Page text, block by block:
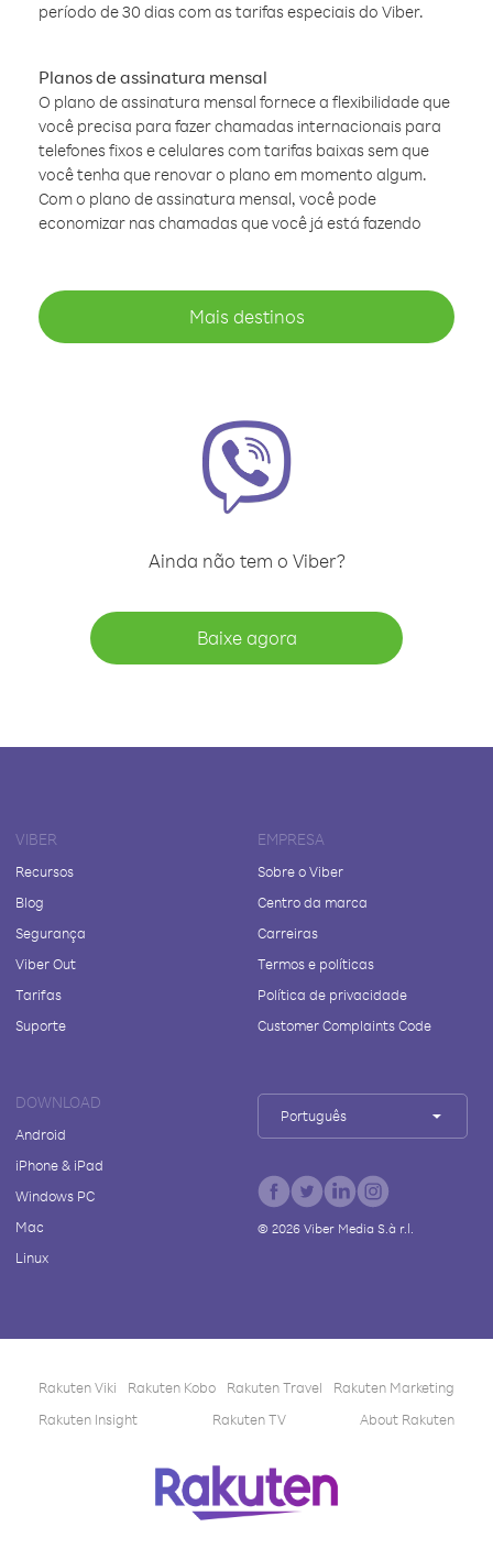
período de 30 dias com as tarifas especiais do Viber.
Planos de assinatura mensal
O plano de assinatura mensal fornece a flexibilidade que
você precisa para fazer chamadas internacionais para
telefones fixos e celulares com tarifas baixas sem que
você tenha que renovar o plano em momento algum.
Com o plano de assinatura mensal, você pode
economizar nas chamadas que você já está fazendo
Mais destinos
Ainda não tem o Viber?
Baixe agora
VIBER
Recursos
Blog
Segurança
Viber Out
Tarifas
Suporte
EMPRESA
Sobre o Viber
Centro da marca
Carreiras
Termos e políticas
Política de privacidade
Customer Complaints Code
DOWNLOAD
Android
iPhone & iPad
Windows PC
Mac
Linux
Português
© 2026Viber Media S.à r.l.
Rakuten Viki Rakuten Kobo Rakuten Travel
Rakuten Marketing
Rakuten Insight
Rakuten TV About Rakuten